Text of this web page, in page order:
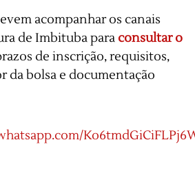
acompanhar os canais
de Imbituba para consultar o
de inscrição, requisitos,
da bolsa e documentação